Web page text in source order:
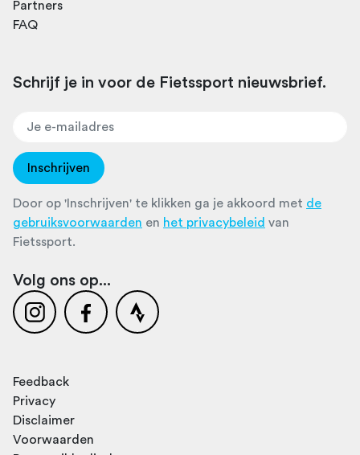
Partners
FAQ
Schrijf je in voor de Fietssport nieuwsbrief.
Inschrijven
Door op 'Inschrijven' te klikken ga je akkoord met de
gebruiksvoorwaarden en het privacybeleid van
Fietssport.
Volg ons op...
Feedback
Privacy
Disclaimer
Voorwaarden